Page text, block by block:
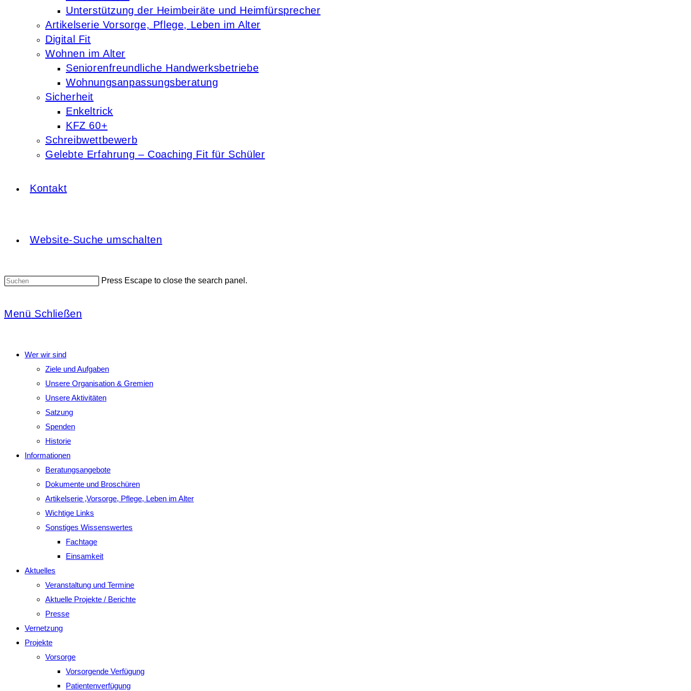
Unterstützung der Heimbeiräte und Heimfürsprecher
Artikelserie Vorsorge, Pflege, Leben im Alter
Digital Fit
Wohnen im Alter
Seniorenfreundliche Handwerksbetriebe
Wohnungsanpassungsberatung
Sicherheit
Enkeltrick
KFZ 60+
Schreibwettbewerb
Gelebte Erfahrung – Coaching Fit für Schüler
Kontakt
Website-Suche umschalten
Press Escape to close the search panel.
Menü Schließen
Wer wir sind
Ziele und Aufgaben
Unsere Organisation & Gremien
Unsere Aktivitäten
Satzung
Spenden
Historie
Informationen
Beratungsangebote
Dokumente und Broschüren
Artikelserie ‚Vorsorge, Pflege, Leben im Alter
Wichtige Links
Sonstiges Wissenswertes
Fachtage
Einsamkeit
Aktuelles
Veranstaltung und Termine
Aktuelle Projekte / Berichte
Presse
Vernetzung
Projekte
Vorsorge
Vorsorgende Verfügung
Patientenverfügung